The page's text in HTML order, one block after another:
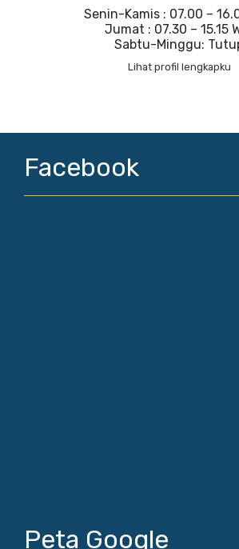
Senin-Kamis : 07.00 –
Jumat : 07.30 – 15.15
Sabtu-Minggu:
Lihat profil lengkapku
Facebook
Peta Google